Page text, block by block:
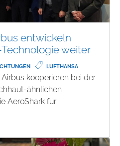
entwickeln
weiter
LUFTHANSA
kooperieren bei der
ähnlichen
AeroShark für